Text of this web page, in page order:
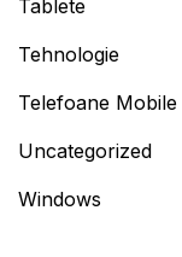
Tablete
Tehnologie
Telefoane Mobile
Uncategorized
Windows